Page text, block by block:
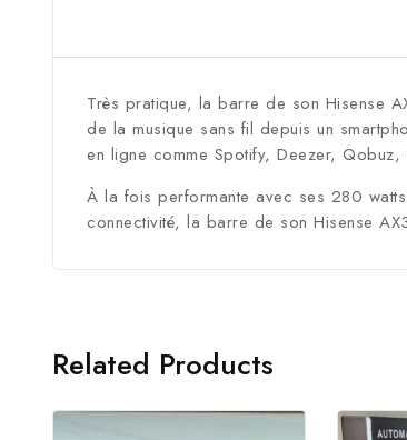
Très pratique, la barre de son Hisense
de la musique sans fil depuis un
en ligne comme Spotify, Deezer,
À la fois performante avec ses 280
connectivité, la barre de son Hisense
Related Products